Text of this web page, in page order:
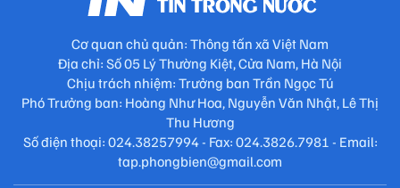
Cơ quan chủ quản: Thông tấn xã Việt Nam
Địa chỉ: Số 05 Lý Thường Kiệt, Cửa Nam, Hà Nội
Chịu trách nhiệm: Trưởng ban Trần Ngọc Tú
Phó Trưởng ban: Hoàng Như Hoa, Nguyễn Văn Nhật, Lê Thị
Thu Hương
Số điện thoại: 024.38257994 - Fax: 024.3826.7981 - Email:
tap.phongbien@gmail.com